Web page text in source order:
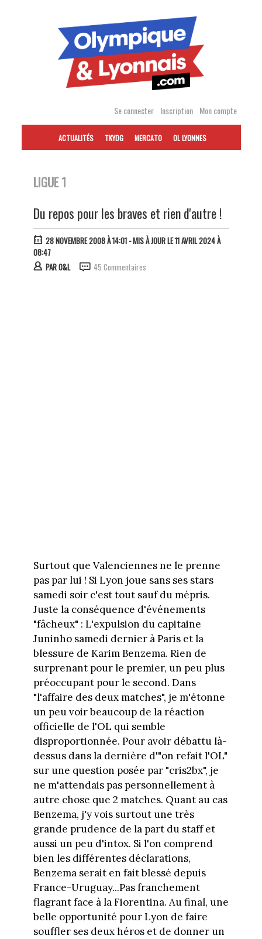
Se connecter Inscription Mon compte
ACTUALITÉS TKYDG MERCATO OL LYONNES
LIGUE 1
Du repos pour les braves et rien d'autre !
28 NOVEMBRE 2008 À 14:01- MIS À JOUR LE 11 AVRIL 2024 À
08:47
PARO&L 45 Commentaires
Surtout que Valenciennes ne le prenne
pas par lui ! Si Lyon joue sans ses stars
samedi soir c'est tout sauf du mépris.
Juste la conséquence d'événements
"fâcheux" : L'expulsion du capitaine
Juninho samedi dernier à Paris et la
blessure de Karim Benzema. Rien de
surprenant pour le premier, un peu plus
préoccupant pour le second. Dans
"l'affaire des deux matches", je m'étonne
un peu voir beaucoup de la réaction
officielle de l'OL qui semble
disproportionnée. Pour avoir débattu là-
dessus dans la dernière d'"on refait l'OL"
sur une question posée par "cris2bx", je
ne m'attendais pas personnellement à
autre chose que 2 matches. Quant au cas
Benzema, j'y vois surtout une très
grande prudence de la part du staff et
aussi un peu d'intox. Si l'on comprend
bien les différentes déclarations,
Benzema serait en fait blessé depuis
France-Uruguay...Pas franchement
flagrant face à la Fiorentina. Au final, une
belle opportunité pour Lyon de faire
souffler ses deux héros et de donner un